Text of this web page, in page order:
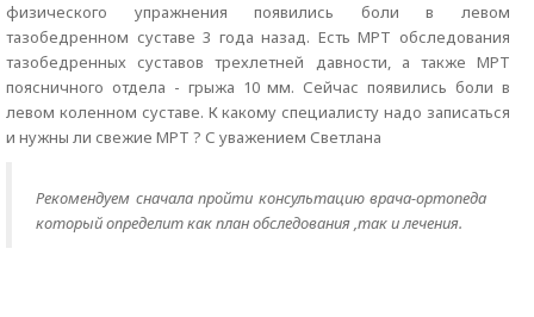
физического упражнения появились боли в левом
тазобедренном суставе 3 года назад. Есть МРТ обследования
тазобедренных суставов трехлетней давности, а также МРТ
поясничного отдела - грыжа 10 мм. Сейчас появились боли в
левом коленном суставе. К какому специалисту надо записаться
и нужны ли свежие МРТ ? С уважением Светлана
Рекомендуем сначала пройти консультацию врача-ортопеда
который определит как план обследования ,так и лечения.